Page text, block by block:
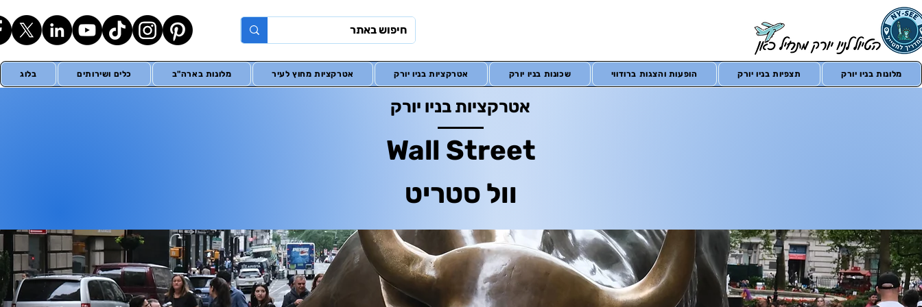
בלוג כלים ושירותים מלונות בארה"ב אטרקציות מחוץ לעיר אטרקציות בניו יורק שכונות בניו יורק הופעות והצגות ברודווי תצפיות בניו יורק מלונות בניו יורק
אטרקציות בניו יורק
Wall Street
וול סטריט